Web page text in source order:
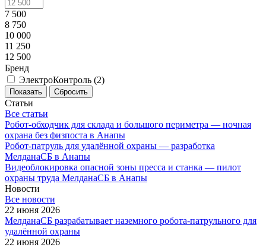
7 500
8 750
10 000
11 250
12 500
Бренд
ЭлектроКонтроль (2)
Сбросить
Статьи
Все статьи
Робот-обходчик для склада и большого периметра — ночная
охрана без физпоста в Анапы
Робот-патруль для удалённой охраны — разработка
МелданаСБ в Анапы
Видеоблокировка опасной зоны пресса и станка — пилот
охраны труда МелданаСБ в Анапы
Новости
Все новости
22 июня 2026
МелданаСБ разрабатывает наземного робота-патрульного для
удалённой охраны
22 июня 2026